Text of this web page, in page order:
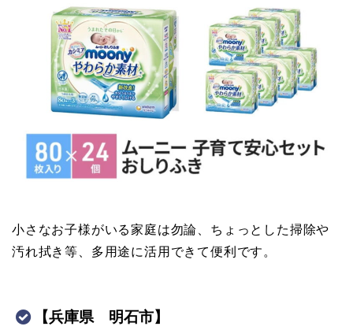
小さなお子様がいる家庭は勿論、ちょっとした掃除や
汚れ拭き等、多用途に活用できて便利です。
【兵庫県 明石市】